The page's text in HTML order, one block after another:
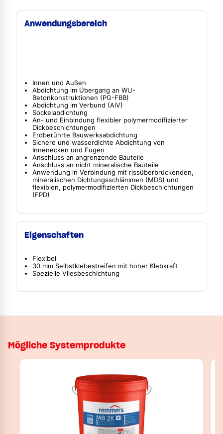
Anwendungsbereich
Innen und Außen
Abdichtung im Übergang an WU-
Betonkonstruktionen (PG-FBB)
Abdichtung im Verbund (AiV)
Sockelabdichtung
An- und Einbindung flexibler polymermodifizierter
Dickbeschichtungen
Erdberührte Bauwerksabdichtung
Sichere und wasserdichte Abdichtung von
Innenecken und Fugen
Anschluss an angrenzende Bauteile
Anschluss an nicht mineralische Bauteile
Anwendung in Verbindung mit rissüberbrückenden,
mineralischen Dichtungsschlämmen (MDS) und
flexiblen, polymermodifizierten Dickbeschichtungen
(FPD)
Eigenschaften
Flexibel
30 mm Selbstklebestreifen mit hoher Klebkraft
Spezielle Vliesbeschichtung
Mögliche Systemprodukte